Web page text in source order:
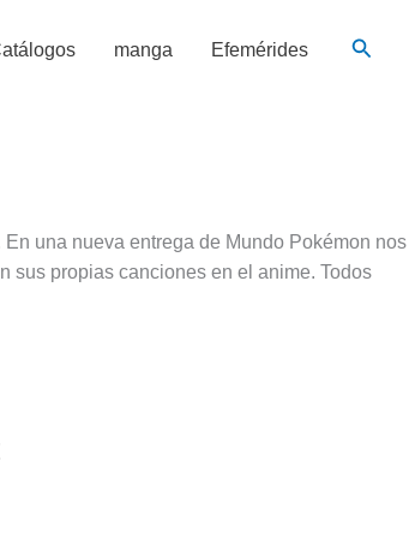
manga Efemérides
una nueva entrega de Mundo Pokémon nos
sus propias canciones en el anime. Todos